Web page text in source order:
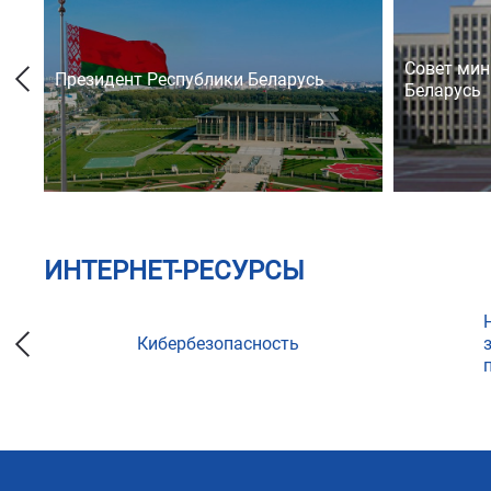
Президент Республики Беларусь
Совет
Беларусь
ИНТЕРНЕТ-РЕСУРСЫ
Кибербезопасность